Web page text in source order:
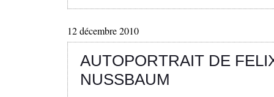
12 décembre 2010
AUTOPORTRAIT DE
NUSSBAUM